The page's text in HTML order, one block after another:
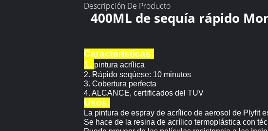
Descripción De Producto
400ML de sequía rápido
Características:
1. pintura acrílica
2. Rápido seqúese: 10 minutos
3. Cobertura perfecta
4. ALCANCE, certificados del TUV
Usos:
La pintura de espray de acrílico de aerosol de Plyfit
Se hace de la resina de acrílico termoplástica con